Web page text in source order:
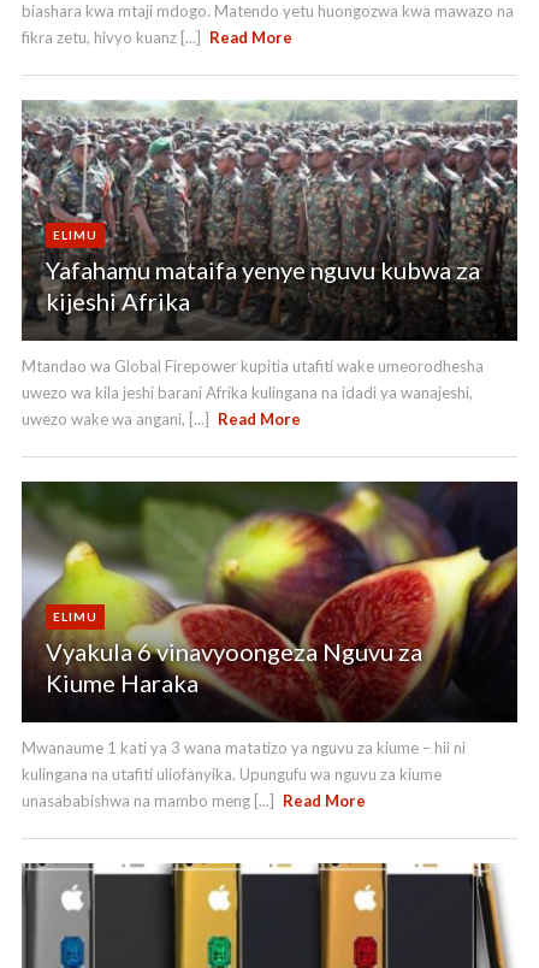
biashara kwa mtaji mdogo. Matendo yetu huongozwa kwa mawazo na
fikra zetu, hivyo kuanz [...]
Read More
ELIMU
Yafahamu mataifa yenye nguvu kubwa za
kijeshi Afrika
Mtandao wa Global Firepower kupitia utafiti wake umeorodhesha
uwezo wa kila jeshi barani Afrika kulingana na idadi ya wanajeshi,
uwezo wake wa angani, [...]
Read More
ELIMU
Vyakula 6 vinavyoongeza Nguvu za
Kiume Haraka
Mwanaume 1 kati ya 3 wana matatizo ya nguvu za kiume – hii ni
kulingana na utafiti uliofanyika. Upungufu wa nguvu za kiume
unasababishwa na mambo meng [...]
Read More